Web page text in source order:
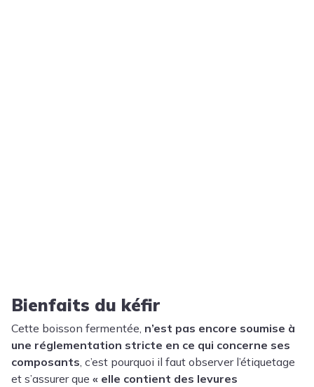
Bienfaits du kéfir
Cette boisson fermentée, n’est pas encore soumise à
une réglementation stricte en ce qui concerne ses
composants, c’est pourquoi il faut observer l’étiquetage
et s’assurer que « elle contient des levures